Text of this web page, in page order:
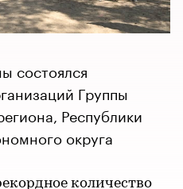
состоялся
Группы
Республики
округа
количество